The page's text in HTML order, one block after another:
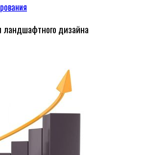
ландшафтного дизайна